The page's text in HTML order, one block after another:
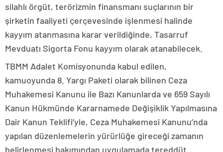
silahlı örgüt, terörizmin finansmanı suçlarının bir
şirketin faaliyeti çerçevesinde işlenmesi halinde
kayyım atanmasına karar verildiğinde, Tasarruf
Mevduatı Sigorta Fonu kayyım olarak atanabilecek.
TBMM Adalet Komisyonunda kabul edilen,
kamuoyunda 8. Yargı Paketi olarak bilinen Ceza
Muhakemesi Kanunu ile Bazı Kanunlarda ve 659 Sayılı
Kanun Hükmünde Kararnamede Değişiklik Yapılmasına
Dair Kanun Teklifi’yle, Ceza Muhakemesi Kanunu’nda
yapılan düzenlemelerin yürürlüğe gireceği zamanın
belirlenmesi bakımından uygulamada tereddüt